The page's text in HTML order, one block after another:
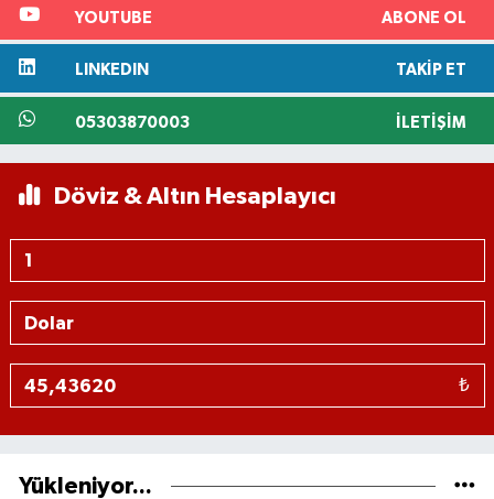
YOUTUBE ABONE OL
LINKEDIN TAKIP ET
05303870003 İLETIŞIM
Döviz & Altın Hesaplayıcı
₺
Yükleniyor...